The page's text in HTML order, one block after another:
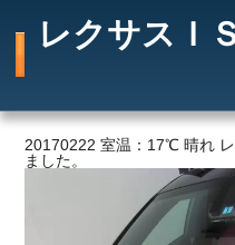
ご利
レクサスＩ
20170222 室温：17℃ 晴れ
ました。